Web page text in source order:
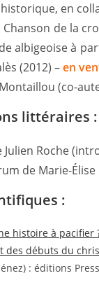
en
Chanson de la
albigeoise à
(2012) –en
(co-
littéraires :
Julien Roche
de Marie-
:
histoire à pacifier
des débuts du
: éditions